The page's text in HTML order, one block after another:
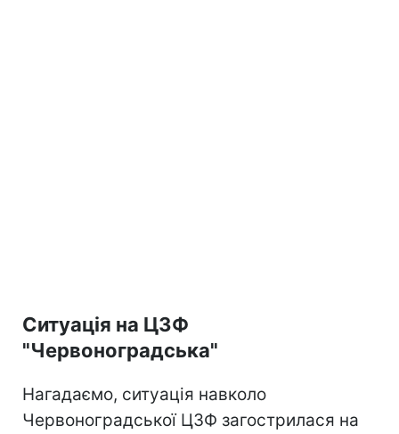
Ситуація на ЦЗФ
"Червоноградська"
Нагадаємо, ситуація навколо
Червоноградської ЦЗФ загострилася на